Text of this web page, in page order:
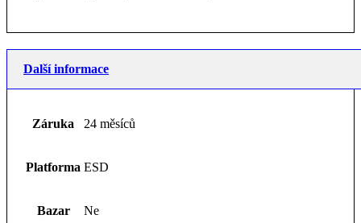
Další informace
Záruka 24 měsíců
Platforma ESD
Bazar Ne